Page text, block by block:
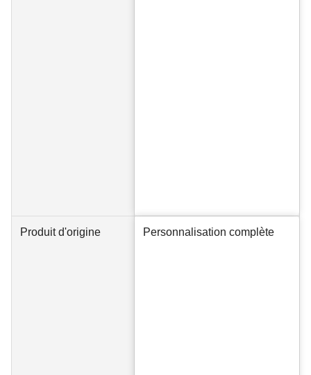
Produit d'origine Personnalisation complète